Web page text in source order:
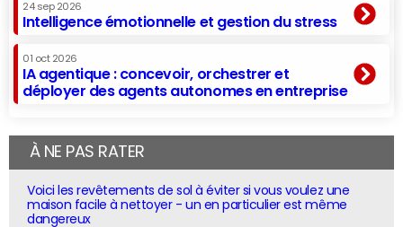
24 sep 2026
Intelligence émotionnelle et gestion du stress
01 oct 2026
IA agentique : concevoir, orchestrer et
déployer des agents autonomes en entreprise
À NE PAS RATER
Voici les revêtements de sol à éviter si vous voulez une
maison facile à nettoyer - un en particulier est même
dangereux